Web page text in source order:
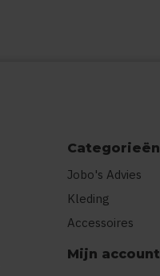
Categorieën
Jobo's Advies
Kleding
Accessoires
Mijn account